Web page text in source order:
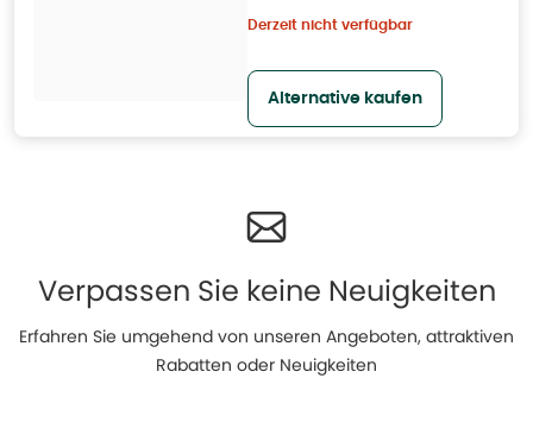
Derzeit nicht verfügbar
Alternative kaufen
Verpassen Sie keine Neuigkeiten
Erfahren Sie umgehend von unseren Angeboten, attraktiven
Rabatten oder Neuigkeiten